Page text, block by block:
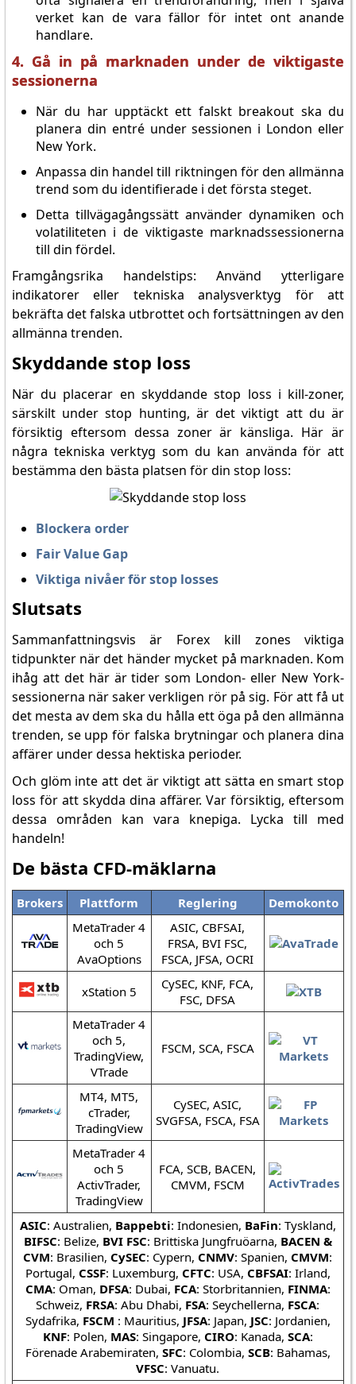
verket kan de vara fällor för intet ont anande
handlare.
4. Gå in på marknaden under de viktigaste
sessionerna
När du har upptäckt ett falskt breakout ska du
planera din entré under sessionen i London eller
New York.
Anpassa din handel till riktningen för den allmänna
trend som du identifierade i det första steget.
Detta tillvägagångssätt använder dynamiken och
volatiliteten i de viktigaste marknadssessionerna
till din fördel.
Framgångsrika handelstips: Använd ytterligare
indikatorer eller tekniska analysverktyg för att
bekräfta det falska utbrottet och fortsättningen av den
allmänna trenden.
Skyddande stop loss
När du placerar en skyddande stop loss i kill-zoner,
särskilt under stop hunting, är det viktigt att du är
försiktig eftersom dessa zoner är känsliga. Här är
några tekniska verktyg som du kan använda för att
bestämma den bästa platsen för din stop loss:
Blockera order
Fair Value Gap
Viktiga nivåer för stop losses
Slutsats
Sammanfattningsvis är Forex kill zones viktiga
tidpunkter när det händer mycket på marknaden. Kom
ihåg att det här är tider som London- eller New York-
sessionerna när saker verkligen rör på sig. För att få ut
det mesta av dem ska du hålla ett öga på den allmänna
trenden, se upp för falska brytningar och planera dina
affärer under dessa hektiska perioder.
Och glöm inte att det är viktigt att sätta en smart stop
loss för att skydda dina affärer. Var försiktig, eftersom
dessa områden kan vara knepiga. Lycka till med
handeln!
De bästa CFD-mäklarna
Brokers Plattform Reglering
Demokonto
MetaTrader 4
och 5
AvaOptions
ASIC, CBFSAI,
FRSA, BVI FSC,
FSCA, JFSA, OCRI
xStation 5
CySEC, KNF, FCA,
FSC, DFSA
MetaTrader 4
och 5,
TradingView,
VTrade
FSCM, SCA, FSCA
MT4, MT5,
cTrader,
TradingView
CySEC, ASIC,
SVGFSA, FSCA, FSA
MetaTrader 4
och 5
ActivTrader,
TradingView
FCA, SCB, BACEN,
CMVM, FSCM
ASIC: Australien, Bappebti: Indonesien, BaFin: Tyskland,
BIFSC: Belize, BVI FSC: Brittiska Jungfruöarna, BACEN &
CVM: Brasilien, CySEC: Cypern, CNMV: Spanien, CMVM:
Portugal, CSSF: Luxemburg, CFTC: USA, CBFSAI: Irland,
CMA: Oman, DFSA: Dubai, FCA: Storbritannien, FINMA:
Schweiz, FRSA: Abu Dhabi, FSA: Seychellerna, FSCA:
Sydafrika, FSCM : Mauritius, JFSA: Japan, JSC: Jordanien,
KNF: Polen, MAS: Singapore, CIRO: Kanada, SCA:
Förenade Arabemiraten, SFC: Colombia, SCB: Bahamas,
VFSC: Vanuatu.